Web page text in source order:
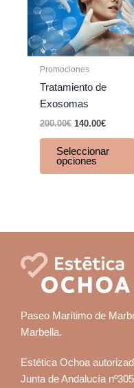
Promociones
Tratamiento de
Exosomas
200.00€ 140.00€
Seleccionar
opciones
Paseo Marítimo de
Marbella.
Estética Ochoa
Junta de Andalucía